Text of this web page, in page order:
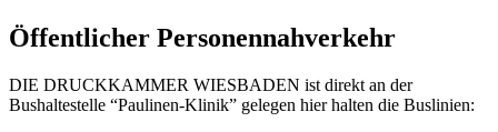
Öffentlicher Personennahverkehr​
DIE DRUCKKAMMER WIESBADEN ist direkt an der
Bushaltestelle “Paulinen-Klinik” gelegen hier halten die Buslinien: